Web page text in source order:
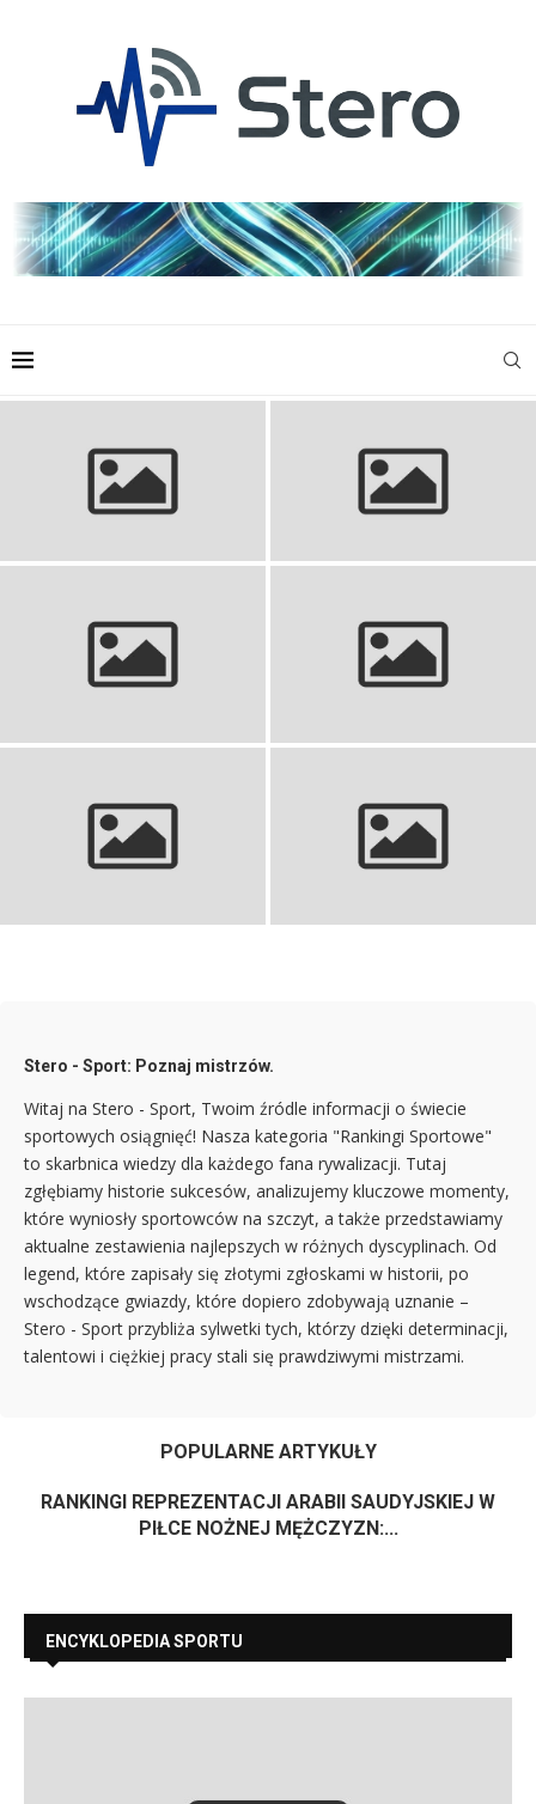
Dres do piłki nożnej dla dzieci:
Skarpety siatkarskie: wybierz
najlepsze dla komfortu i
Koszulki siatkarskie: Ranking
Zestaw sportowy dla dzieci –
Stero - Sport: Poznaj mistrzów.
Witaj na Stero - Sport, Twoim źródle informacji o świecie
sportowych osiągnięć! Nasza kategoria "Rankingi Sportowe"
to skarbnica wiedzy dla każdego fana rywalizacji. Tutaj
zgłębiamy historie sukcesów, analizujemy kluczowe momenty,
które wyniosły sportowców na szczyt, a także przedstawiamy
aktualne zestawienia najlepszych w różnych dyscyplinach. Od
legend, które zapisały się złotymi zgłoskami w historii, po
wschodzące gwiazdy, które dopiero zdobywają uznanie –
Stero - Sport przybliża sylwetki tych, którzy dzięki determinacji,
talentowi i ciężkiej pracy stali się prawdziwymi mistrzami.
POPULARNE ARTYKUŁY
RANKINGI REPREZENTACJI ARABII SAUDYJSKIEJ W
PIŁCE NOŻNEJ MĘŻCZYZN:...
ENCYKLOPEDIA SPORTU